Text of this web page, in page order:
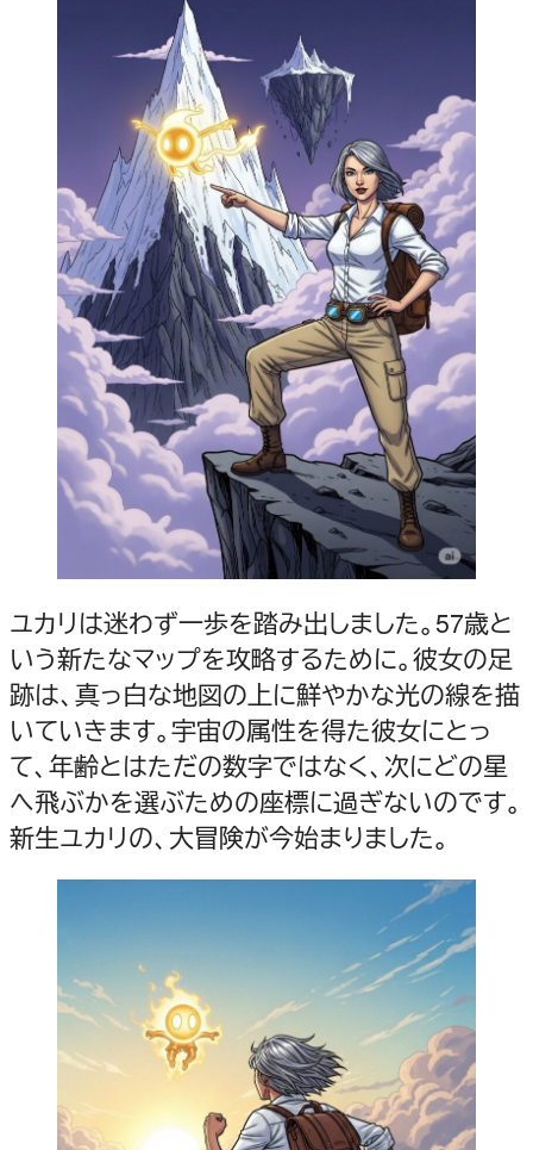
ユカリは迷わず一歩を踏み出しました。57歳と
いう新たなマップを攻略するために。彼女の足
跡は、真っ白な地図の上に鮮やかな光の線を描
いていきます。宇宙の属性を得た彼女にとっ
て、年齢とはただの数字ではなく、次にどの星
へ飛ぶかを選ぶための座標に過ぎないのです。
新生ユカリの、大冒険が今始まりました。